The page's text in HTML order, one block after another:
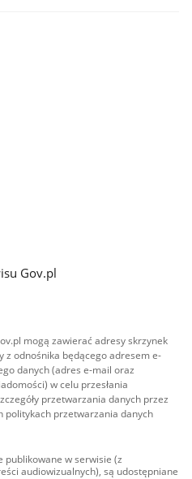
Gov.pl
mogą zawierać adresy skrzynek
z odnośnika będącego adresem e-
danych (adres e-mail oraz
w celu przesłania
przetwarzania danych przez
politykach przetwarzania danych
publikowane w serwisie (z
audiowizualnych), są udostępniane